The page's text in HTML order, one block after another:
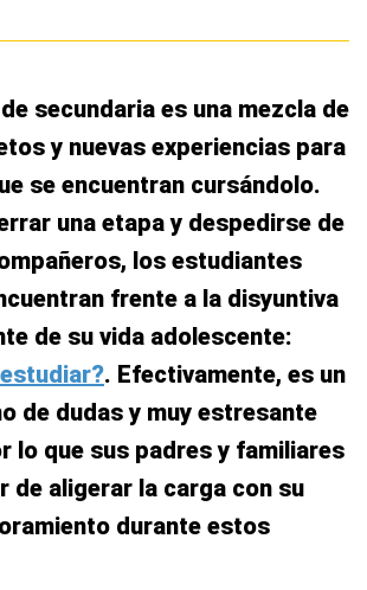
secundaria es una mezcla de
y nuevas experiencias para
se encuentran cursándolo.
una etapa y despedirse de
los estudiantes
frente a la disyuntiva
de su vida adolescente:
. Efectivamente, es un
de dudas y muy estresante
lo que sus padres y familiares
de aligerar la carga con su
durante estos